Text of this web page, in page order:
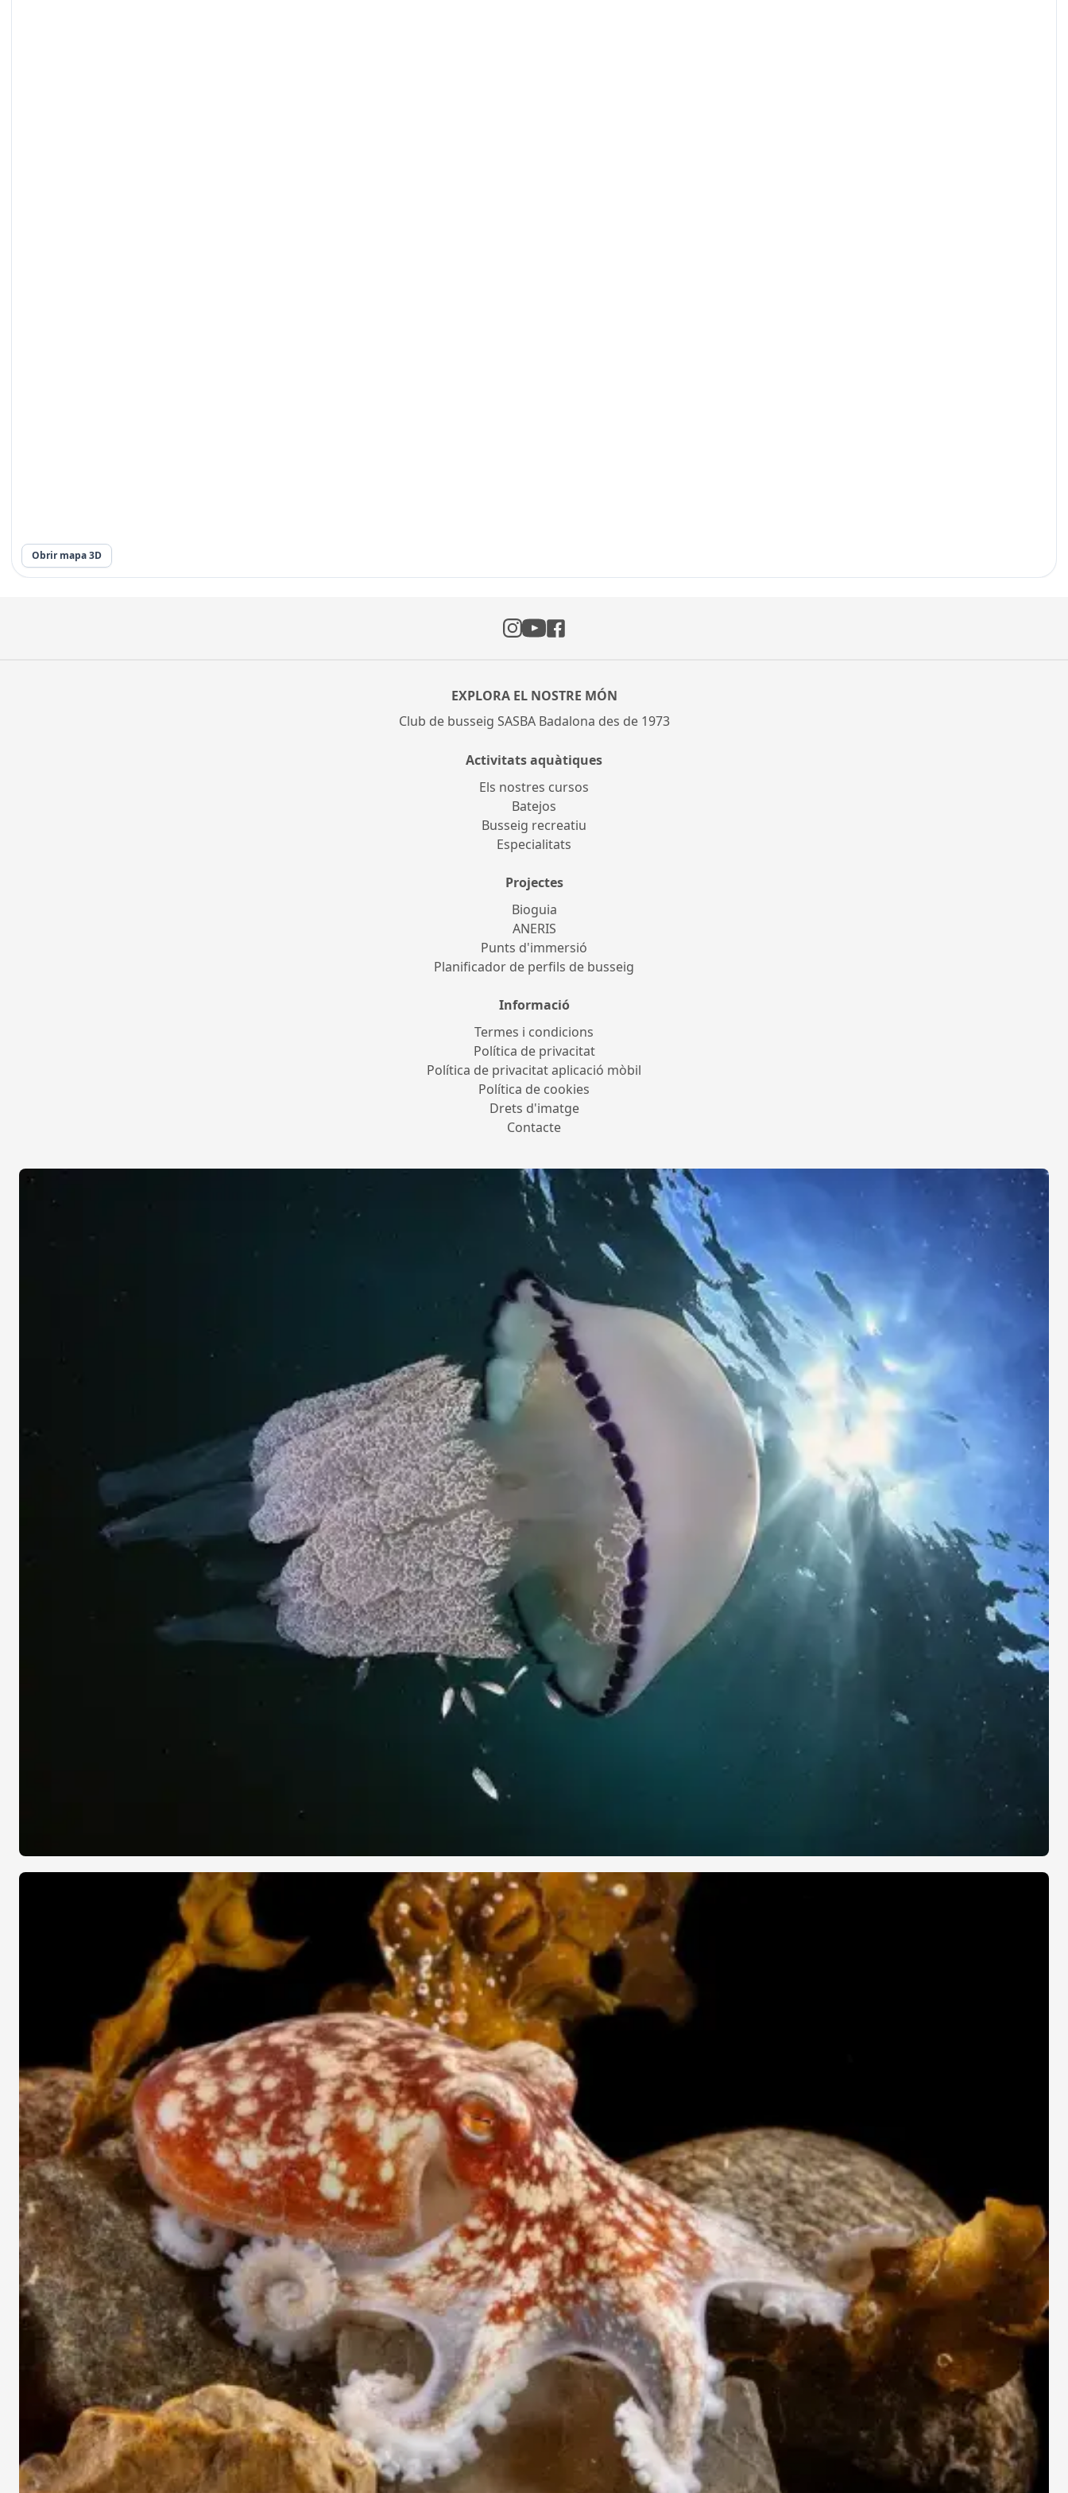
Obrir mapa 3D
EXPLORA EL NOSTRE MÓN
Club de busseig SASBA Badalona des de 1973
Activitats aquàtiques
Els nostres cursos
Batejos
Busseig recreatiu
Especialitats
Projectes
Bioguia
ANERIS
Punts d'immersió
Planificador de perfils de busseig
Informació
Termes i condicions
Política de privacitat
Política de privacitat aplicació mòbil
Política de cookies
Drets d'imatge
Contacte